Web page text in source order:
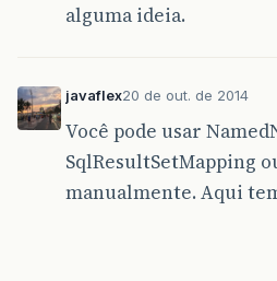
alguma ideia.
javaflex20 de out. de 2014
Você pode usar
SqlResultSetMapping
manualmente. Aqui